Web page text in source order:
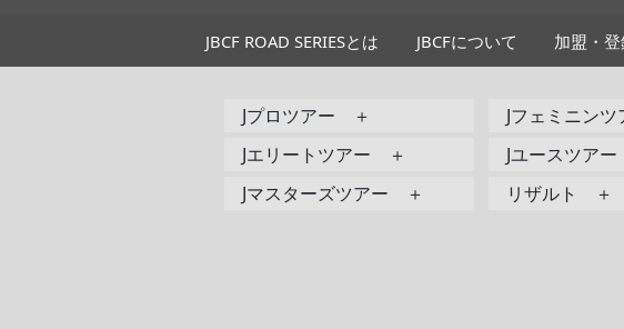
JBCF ROAD SERIESとは JBCFについて 加盟・
Jプロツアー ＋
Jエリートツアー ＋
Jマスターズツアー ＋
Jフェミニン
Jユースツア
リザルト ＋